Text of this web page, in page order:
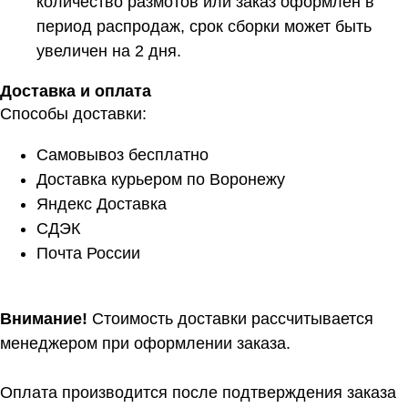
период распродаж, срок сборки может быть
увеличен на 2 дня.
Доставка и оплата
Способы доставки:
Самовывоз бесплатно
Доставка курьером по Воронежу
Яндекс Доставка
СДЭК
Почта России
Внимание! Стоимость доставки рассчитывается
менеджером при оформлении заказа.
Оплата производится после подтверждения заказа